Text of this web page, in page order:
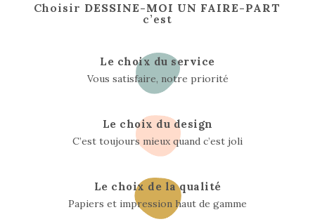
Choisir DESSINE-MOI UN FAIRE-PART
c’est
Le choix du service
Vous satisfaire, notre priorité
Le choix du design
C’est toujours mieux quand c’est joli
Le choix de la qualité
Papiers et impression haut de gamme